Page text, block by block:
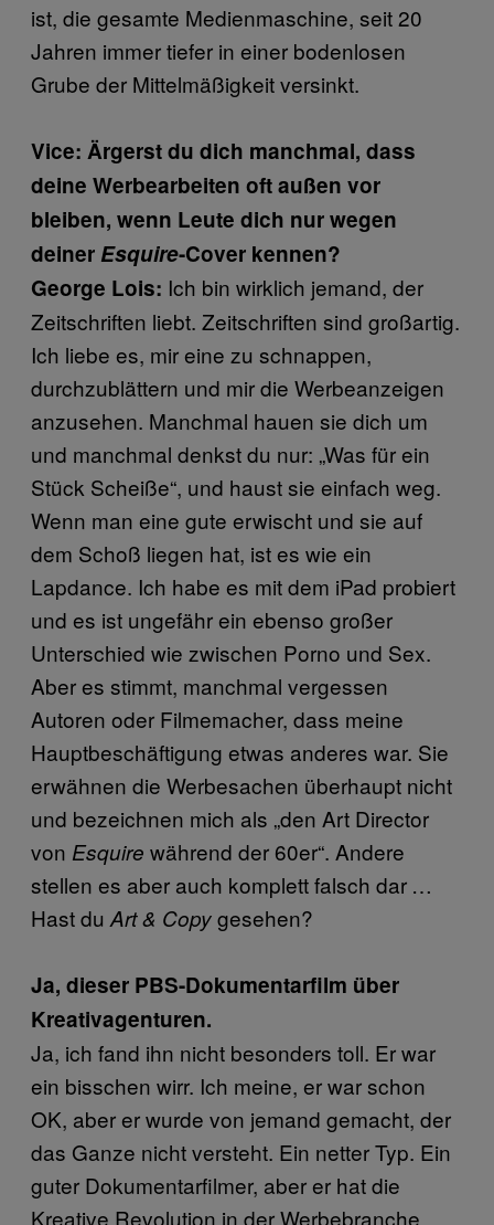
ist, die gesamte Medienmaschine, seit 20
Jahren immer tiefer in einer bodenlosen
Grube der Mittelmäßigkeit versinkt.
Vice: Ärgerst du dich manchmal, dass
deine Werbearbeiten oft außen vor
bleiben, wenn Leute dich nur wegen
deiner Esquire-Cover kennen?
George Lois: Ich bin wirklich jemand, der
Zeitschriften liebt. Zeitschriften sind großartig.
Ich liebe es, mir eine zu schnappen,
durchzublättern und mir die Werbeanzeigen
anzusehen. Manchmal hauen sie dich um
und manchmal denkst du nur: „Was für ein
Stück Scheiße“, und haust sie einfach weg.
Wenn man eine gute erwischt und sie auf
dem Schoß liegen hat, ist es wie ein
Lapdance. Ich habe es mit dem iPad probiert
und es ist ungefähr ein ebenso großer
Unterschied wie zwischen Porno und Sex.
Aber es stimmt, manchmal vergessen
Autoren oder Filmemacher, dass meine
Hauptbeschäftigung etwas anderes war. Sie
erwähnen die Werbesachen überhaupt nicht
und bezeichnen mich als „den Art Director
von Esquire während der 60er“. Andere
stellen es aber auch komplett falsch dar …
Hast du Art & Copygesehen?
Ja, dieser PBS-Dokumentarfilm über
Kreativagenturen.
Ja, ich fand ihn nicht besonders toll. Er war
ein bisschen wirr. Ich meine, er war schon
OK, aber er wurde von jemand gemacht, der
das Ganze nicht versteht. Ein netter Typ. Ein
guter Dokumentarfilmer, aber er hat die
Kreative Revolution in der Werbebranche